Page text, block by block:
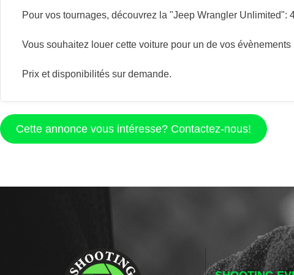
Pour vos tournages, découvrez la "Jeep Wrangler Unlimited":
Vous souhaitez louer cette voiture pour un de vos
Prix et disponibilités sur demande.
Cette annonce vous intéresse? Contactez-nous!